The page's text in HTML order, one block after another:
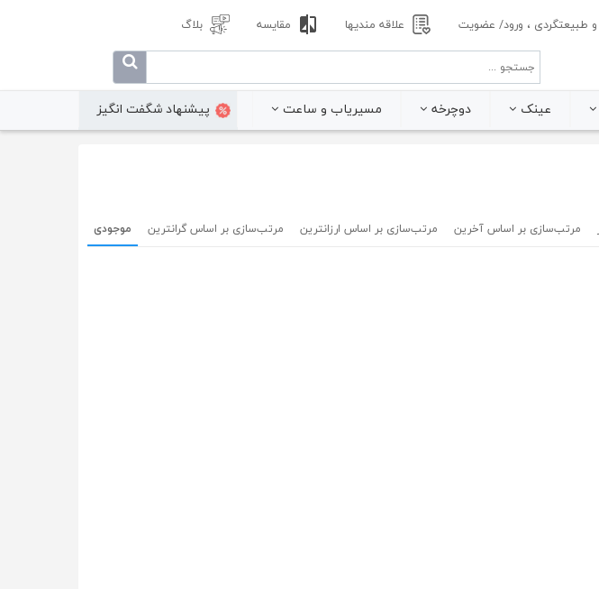
و طبیعتگردی ، ورود/ عضویت علاقه مندیها مقایسه بلاگ
عینک دوچرخه مسیریاب و ساعت پیشنهاد شگفت انگیز
مرتب‌سازی بر اساس آخرین مرتب‌سازی بر اساس ارزانترین مرتب‌سازی بر اساس گرانترین موجودی